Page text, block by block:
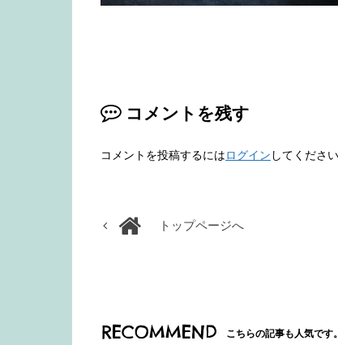
コメントを残す
コメントを投稿するにはログイン してください
トップページへ
RECOMMEND こちらの記事も人気です。